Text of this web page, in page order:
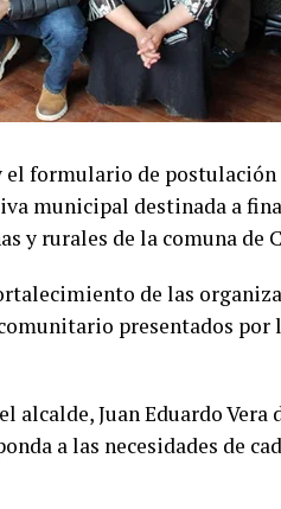
el formulario de postulación
municipal destinada a
y rurales de la comuna de
de las
presentados por
alcalde, Juan Eduardo Vera
a las necesidades de